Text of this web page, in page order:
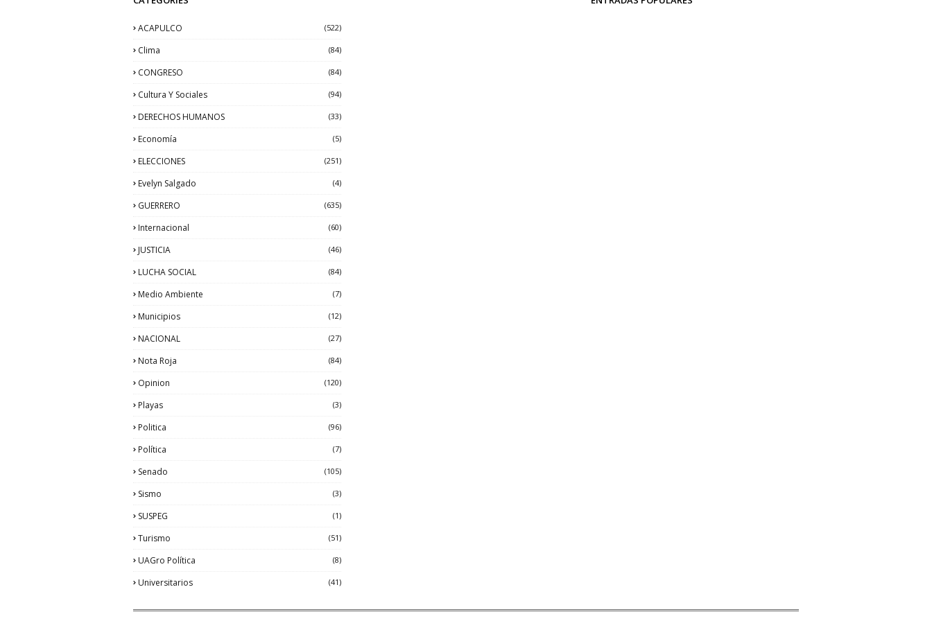
ACAPULCO (522)
Clima (84)
CONGRESO (84)
Cultura Y Sociales (94)
DERECHOS HUMANOS (33)
Economía (5)
ELECCIONES (251)
Evelyn Salgado (4)
GUERRERO (635)
Internacional (60)
JUSTICIA (46)
LUCHA SOCIAL (84)
Medio Ambiente (7)
Municipios (12)
NACIONAL (27)
Nota Roja (84)
Opinion (120)
Playas (3)
Politica (96)
Política (7)
Senado (105)
Sismo (3)
SUSPEG (1)
Turismo (51)
UAGro Política (8)
Universitarios (41)